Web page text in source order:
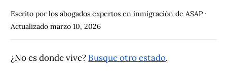
Escrito por losabogados expertos en inmigración de ASAP ·
Actualizadomarzo 10, 2026
¿No es donde vive? Busque otro estado.